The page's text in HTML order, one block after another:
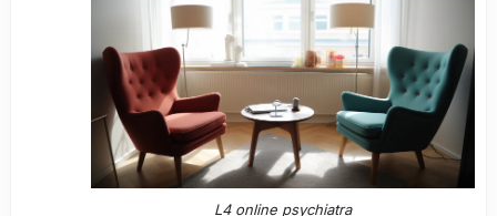
L4 online psychiatra